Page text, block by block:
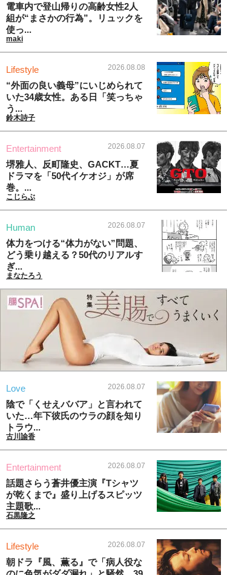
電車内で登山帰りの高齢女性2人
組が“まさかの行為”。リュックを
使っ...
maki
Lifestyle 2026.08.08
“外面の良い義母”にいじめられて
いた34歳女性。ある日「笑っちゃ
う...
鈴木詩子
Entertainment 2026.08.07
堺雅人、反町隆史、GACKT…夏
ドラマを「50代イケオジ」が席
巻。...
こじらぶ
Human 2026.08.07
体力をつける“体力がない”問題、
どう乗り越える？50代のリアルす
ぎ...
まなたろう
Love 2026.08.07
陰で「くせえババア」と言われて
いた…年下彼氏のウラの顔を知り
トラウ...
古川諭香
Entertainment 2026.08.07
話題さらう蒼井優主演『Tシャツ
が乾くまで』盛り上げるスピッツ
主題歌...
石黒隆之
Lifestyle 2026.08.07
朝ドラ『風、薫る』で「病人役な